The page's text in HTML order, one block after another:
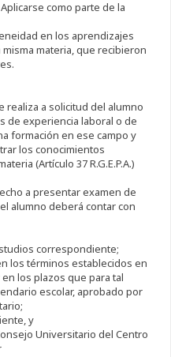
como parte de la
en los aprendizajes
materia, que recibieron
realiza a solicitud del alumno
de experiencia laboral o de
formación en ese campo y
los conocimientos
(Artículo 37 R.G.E.P.A.)
a presentar examen de
alumno deberá contar con
correspondiente;
los términos establecidos en
los plazos que para tal
escolar, aprobado por
y
Universitario del Centro